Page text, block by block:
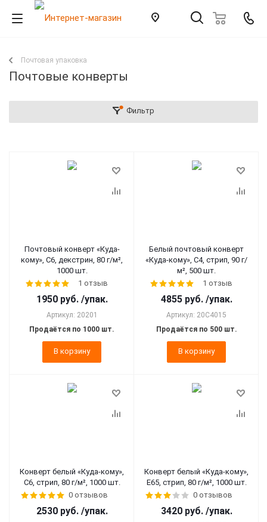
Почтовая упаковка
Почтовые конверты
Фильтр
Почтовый конверт «Куда-
кому», C6, декстрин, 80 г/м²,
1000 шт.
1 отзыв
1950 руб. /упак.
Артикул: 20201
Продаётся по 1000 шт.
В корзину
Белый почтовый конверт
«Куда-кому», C4, стрип, 90 г/
м², 500 шт.
1 отзыв
4855 руб. /упак.
Артикул: 20C4015
Продаётся по 500 шт.
В корзину
Конверт белый «Куда-кому»,
C6, стрип, 80 г/м², 1000 шт.
0 отзывов
2530 руб. /упак.
Конверт белый «Куда-кому»,
E65, стрип, 80 г/м², 1000 шт.
0 отзывов
3420 руб. /упак.